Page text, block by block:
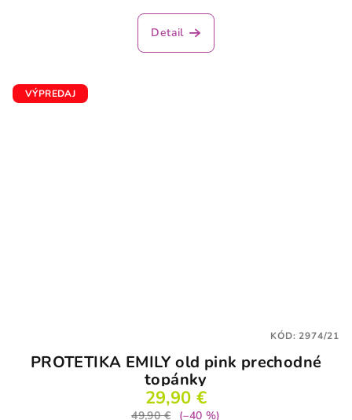
Detail
VÝPREDAJ
PROTETIKA EMILY old pink prechodné
topánky
29,90 €
49,90 €
(–40 %)
KÓD:2974/21